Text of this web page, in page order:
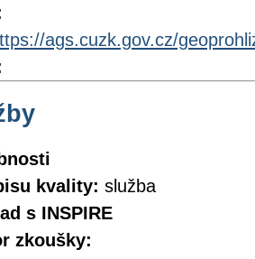
ags.cuzk.gov.cz/
kvality: služba
s INSPIRE
zkoušky: